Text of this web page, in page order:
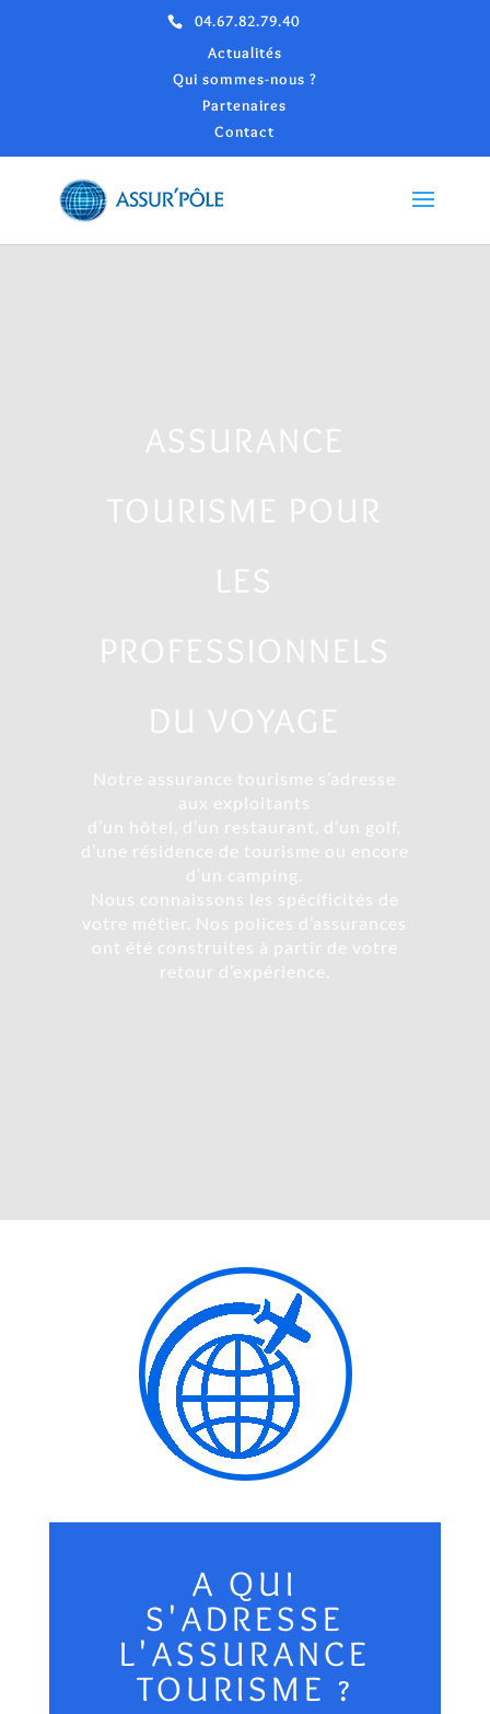
04.67.82.79.40
Actualités
Qui sommes-nous ?
Partenaires
Contact
ASSURANCE
TOURISME POUR
LES
PROFESSIONNELS
DU VOYAGE
Notre assurance tourisme s’adresse
aux exploitants
d’un hôtel, d’un restaurant, d’un golf,
d’une résidence de tourisme ou encore
d’un camping.
Nous connaissons les spécificités de
votre métier. Nos polices d’assurances
ont été construites à partir de votre
retour d’expérience.
A QUI
S'ADRESSE
L'ASSURANCE
TOURISME ?